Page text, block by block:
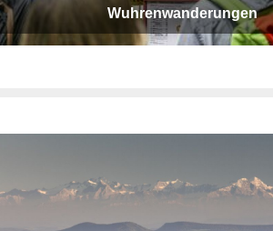
Wuhrenwanderungen